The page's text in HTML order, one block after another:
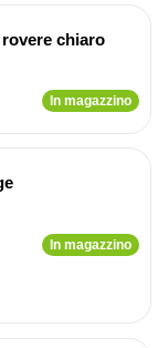
chiaro
In magazzino
In magazzino